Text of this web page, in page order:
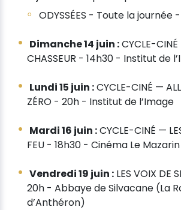
ODYSSÉES - Toute la journée
Dimanche 14 juin :CYCLE-
CHASSEUR - 14h30 - Institut de
Lundi 15 juin :CYCLE-CINÉ —
ZÉRO - 20h - Institut de l’Image
Mardi 16 juin :CYCLE-CINÉ —
FEU - 18h30 - Cinéma Le Mazarin
Vendredi 19 juin : LES VOIX DE
20h - Abbaye de Silvacane (La
d’Anthéron)